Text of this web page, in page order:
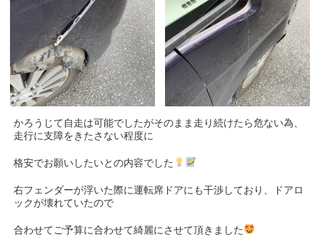
かろうじて自走は可能でしたがそのまま走り続けたら危ない為、
走行に支障をきたさない程度に
格安でお願いしたいとの内容でした
右フェンダーが浮いた際に運転席ドアにも干渉しており、ドアロ
ックが壊れていたので
合わせてご予算に合わせて綺麗にさせて頂きました